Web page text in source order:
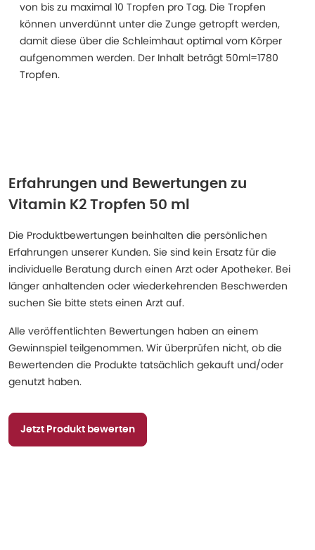
von bis zu maximal 10 Tropfen pro Tag. Die Tropfen
können unverdünnt unter die Zunge getropft werden,
damit diese über die Schleimhaut optimal vom Körper
aufgenommen werden. Der Inhalt beträgt 50ml=1780
Tropfen.
Erfahrungen und Bewertungen zu
Vitamin K2 Tropfen 50 ml
Die Produktbewertungen beinhalten die persönlichen
Erfahrungen unserer Kunden. Sie sind kein Ersatz für die
individuelle Beratung durch einen Arzt oder Apotheker. Bei
länger anhaltenden oder wiederkehrenden Beschwerden
suchen Sie bitte stets einen Arzt auf.
Alle veröffentlichten Bewertungen haben an einem
Gewinnspiel teilgenommen. Wir überprüfen nicht, ob die
Bewertenden die Produkte tatsächlich gekauft und/oder
genutzt haben.
Jetzt Produkt bewerten